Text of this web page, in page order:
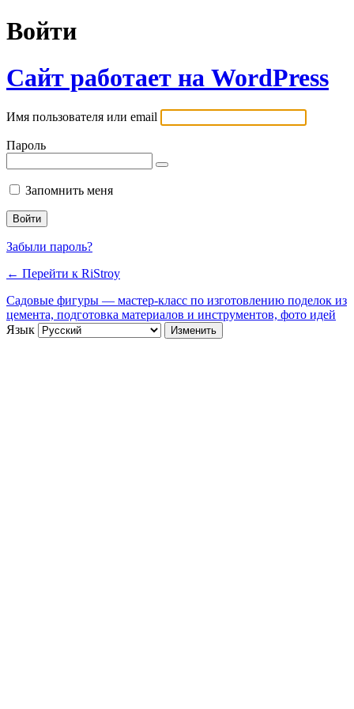
Войти
Сайт работает на WordPress
Имя пользователя или email
Пароль
Запомнить меня
Забыли пароль?
← Перейти к RiStroy
Садовые фигуры — мастер-класс по изготовлению поделок из
цемента, подготовка материалов и инструментов, фото идей
Язык